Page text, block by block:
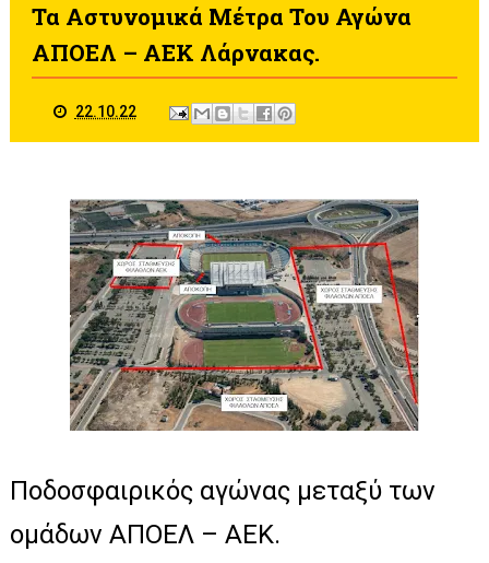
Τα Αστυνομικά Μέτρα Του Αγώνα
ΑΠΟΕΛ – ΑΕΚ Λάρνακας.
22.10.22
Ποδοσφαιρικός αγώνας μεταξύ των
ομάδων ΑΠΟΕΛ – ΑΕΚ.